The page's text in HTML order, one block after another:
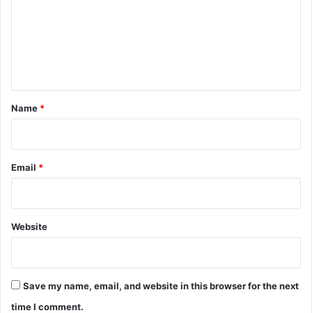
*
Name *
Email *
Website
Save my name, email, and website in this browser for the next
time I comment.